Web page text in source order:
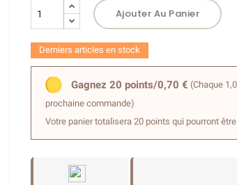
Ajouter Au Panier
Derniers articles en stock
Gagnez 20 points/0,70 € (Chaque
prochaine commande)
Votre panier totalisera 20 points qui pourront